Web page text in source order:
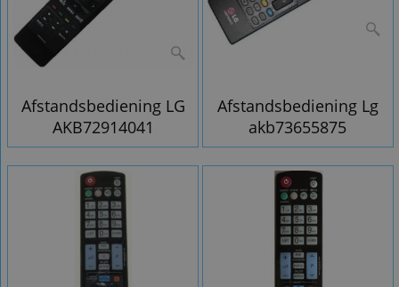
Afstandsbediening LG
AKB72914041
Afstandsbediening Lg
akb73655875